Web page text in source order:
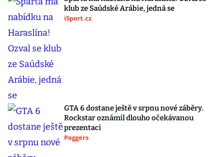
klub ze Saúdské Arábie, jedná se
iSport.cz
GTA 6 dostane ještě v srpnu nové záběry.
Rockstar oznámil dlouho očekávanou
prezentaci
Poggers